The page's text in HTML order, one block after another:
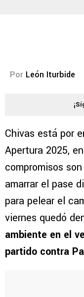
Por León Iturbide
Chivas está por
Apertura 2025,
compromisos
amarrar el pase
para pelear el
viernes quedó
ambiente en el
partido contra